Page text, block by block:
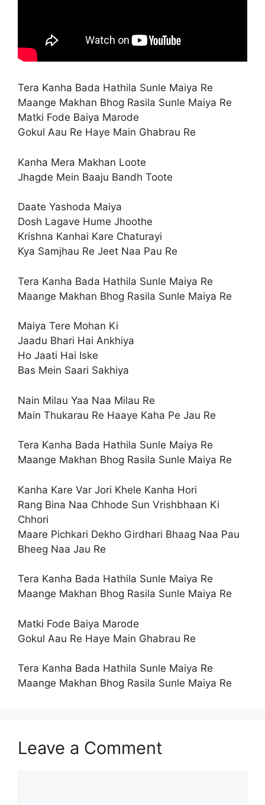
Tera Kanha Bada Hathila Sunle Maiya Re
Maange Makhan Bhog Rasila Sunle Maiya Re
Matki Fode Baiya Marode
Gokul Aau Re Haye Main Ghabrau Re
Kanha Mera Makhan Loote
Jhagde Mein Baaju Bandh Toote
Daate Yashoda Maiya
Dosh Lagave Hume Jhoothe
Krishna Kanhai Kare Chaturayi
Kya Samjhau Re Jeet Naa Pau Re
Tera Kanha Bada Hathila Sunle Maiya Re
Maange Makhan Bhog Rasila Sunle Maiya Re
Maiya Tere Mohan Ki
Jaadu Bhari Hai Ankhiya
Ho Jaati Hai Iske
Bas Mein Saari Sakhiya
Nain Milau Yaa Naa Milau Re
Main Thukarau Re Haaye Kaha Pe Jau Re
Tera Kanha Bada Hathila Sunle Maiya Re
Maange Makhan Bhog Rasila Sunle Maiya Re
Kanha Kare Var Jori Khele Kanha Hori
Rang Bina Naa Chhode Sun Vrishbhaan Ki
Chhori
Maare Pichkari Dekho Girdhari Bhaag Naa Pau
Bheeg Naa Jau Re
Tera Kanha Bada Hathila Sunle Maiya Re
Maange Makhan Bhog Rasila Sunle Maiya Re
Matki Fode Baiya Marode
Gokul Aau Re Haye Main Ghabrau Re
Tera Kanha Bada Hathila Sunle Maiya Re
Maange Makhan Bhog Rasila Sunle Maiya Re
Leave a Comment